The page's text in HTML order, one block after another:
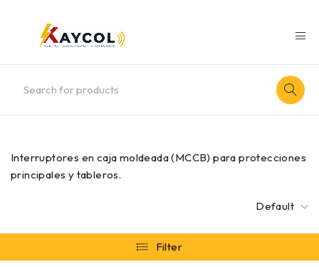
Interruptores en caja moldeada (MCCB) para protecciones
principales y tableros.
Default
Filter